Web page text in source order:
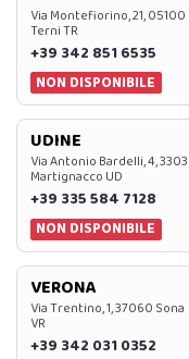
Via Montefiorino, 21, 05100
Terni TR
+39 342 851 6535
NON DISPONIBILE
UDINE
Via Antonio Bardelli, 4,
Martignacco UD
+39 335 584 7128
NON DISPONIBILE
VERONA
Via Trentino, 1, 37060 Sona
VR
+39 342 031 0352